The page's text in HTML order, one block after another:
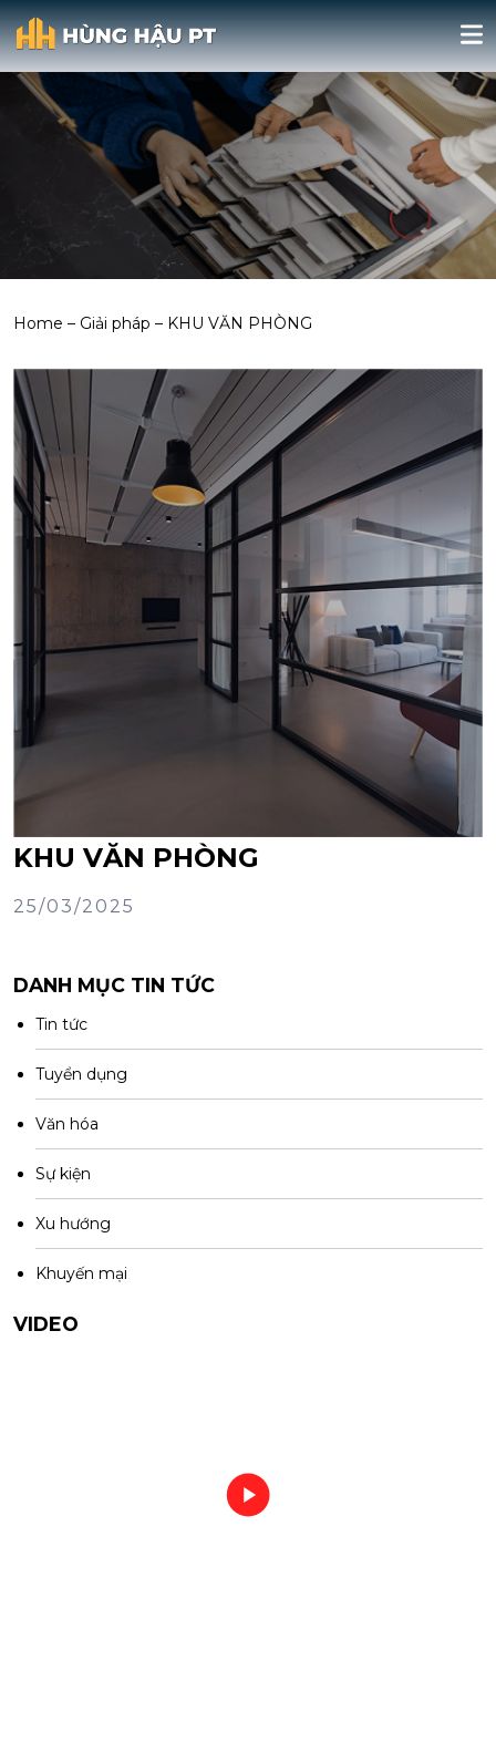
Home – Giải pháp – KHU VĂN PHÒNG
KHU VĂN PHÒNG
25/03/2025
DANH MỤC TIN TỨC
Tin tức
Tuyển dụng
Văn hóa
Sự kiện
Xu hướng
Khuyến mại
VIDEO